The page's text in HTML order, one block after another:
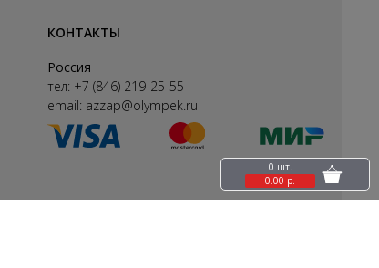
КОНТАКТЫ
Россия
тел: +7 (846) 219-25-55
email: azzap@olympek.ru
0 шт.
0.00 р.